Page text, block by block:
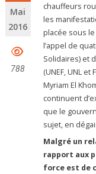
Mai
2016
788
chauffeurs
les
placée sous
l’appel de
Solidaires) et
(UNEF, UNL
Myriam El
continuent
que le
sujet, en
Malgré un
rapport aux
force est de